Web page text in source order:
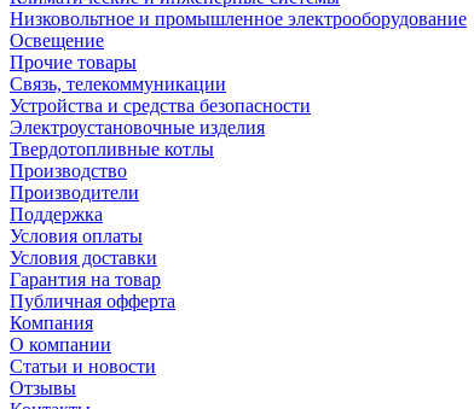
Низковольтное и промышленное электрооборудование
Освещение
Прочие товары
Связь, телекоммуникации
Устройства и средства безопасности
Электроустановочные изделия
Твердотопливные котлы
Производство
Производители
Поддержка
Условия оплаты
Условия доставки
Гарантия на товар
Публичная офферта
Компания
О компании
Статьи и новости
Отзывы